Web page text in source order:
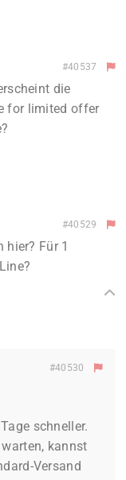
#40537
die
for limited offer
#40529
Für 1
#40530
schneller.
kannst
Versand